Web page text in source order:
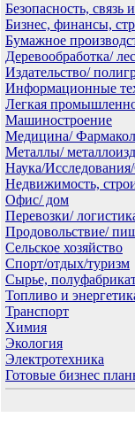
Безопасность,
Бизнес, финансы,
Бумажное
Деревообработка/ лес
Издательство/
Информационные
Легкая
Машиностроение
Медицина/
Металлы/
Наука/
Недвижимость,
Офис/ дом
Перевозки/
Продовольствие/
Сельское хозяйство
Спорт/отдых/туризм
Сырье,
Топливо и
Транспорт
Химия
Экология
Электротехника
Готовые бизнес